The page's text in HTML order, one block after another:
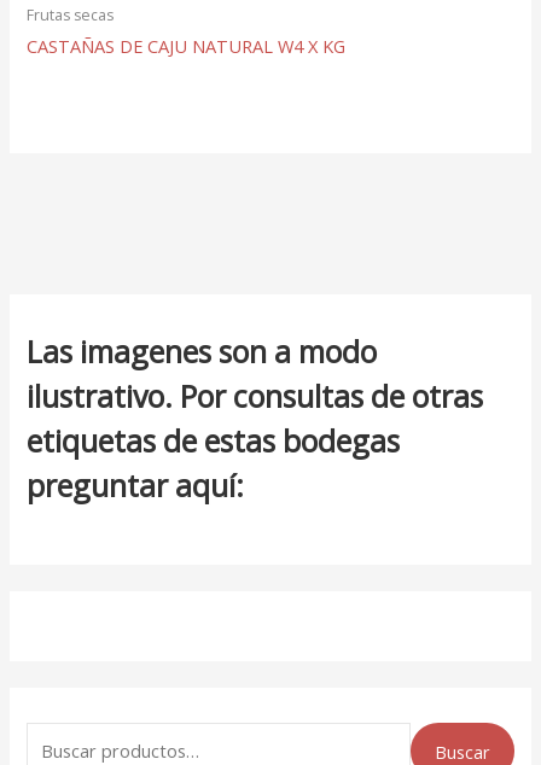
Las imagenes son a modo
ilustrativo. Por consultas de otras
etiquetas de estas bodegas
preguntar aquí:
Buscar
Frutas secas
CASTAÑAS DE CAJU NATURAL W4 X KG